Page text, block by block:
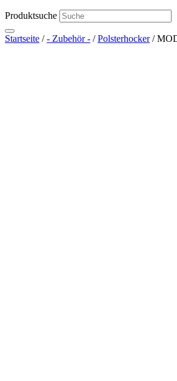
Produktsuche
Startseite /- Zubehör - /Polsterhocker/